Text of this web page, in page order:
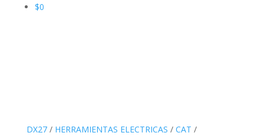
$0
DX27/ HERRAMIENTAS ELECTRICAS / CAT /